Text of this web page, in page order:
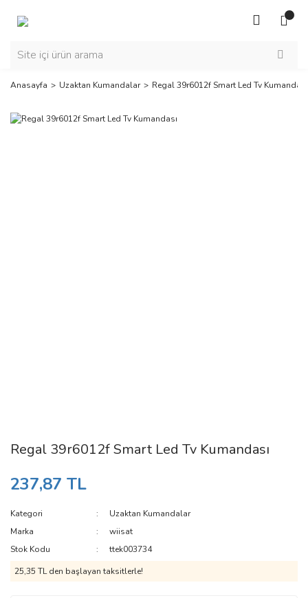
Anasayfa Uzaktan Kumandalar Regal 39r6012f Smart Led Tv Kumandası
Regal 39r6012f Smart Led Tv Kumandası
237,87 TL
Kategori
Uzaktan Kumandalar
Marka
wiisat
Stok Kodu
ttek003734
25,35 TL den başlayan taksitlerle!